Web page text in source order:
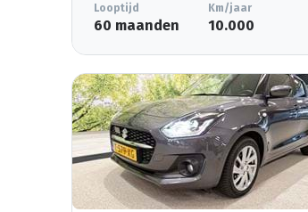
Looptijd
60 maanden
Km/jaar
10.000